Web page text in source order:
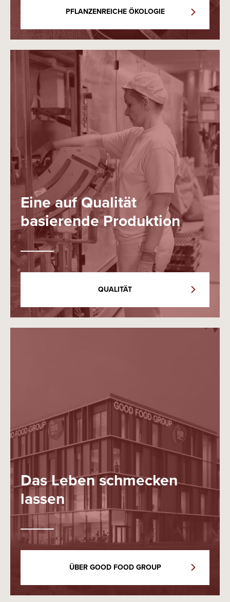
PFLANZENREICHE ÖKOLOGIE
Eine auf Qualität
basierende Produktion
QUALITÄT
Das Leben schmecken
lassen
ÜBER GOOD FOOD GROUP